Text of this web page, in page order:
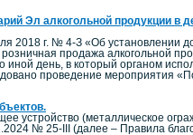
Эл алкогольной продукции в
2018 г. № 4-З «Об установлении
продажа алкогольной
день, в который органом
проведение мероприятия
устройство (металлическое
№ 25-III (далее – Правила